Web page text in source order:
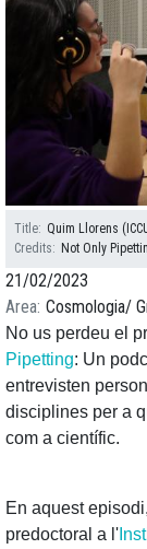
Title
Quim Llorens
Credits
Not Only
21/02/2023
Area Cosmologia
No us perdeu el
Pipetting: Un
entrevisten
disciplines per a
com a científic.
En aquest
predoctoral a l'